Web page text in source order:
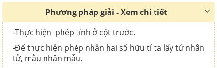
Phương pháp giải - Xem chi tiết
-Thực hiện phép tính ở cột trước.
-Để thực hiện phép nhân hai số hữu tỉ ta lấy tử nhân
tử, mẫu nhân mẫu.